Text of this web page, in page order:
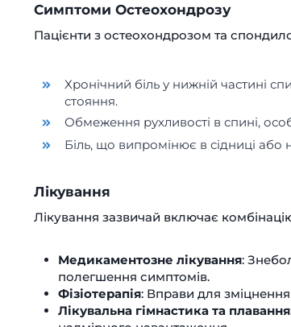
Симптоми Остеохондрозу
Пацієнти з остеохондрозом та
Хронічний біль у нижній частині
стояння.
Обмеження рухливості в спині,
Біль, що випромінює в сідниці або
Лікування
Лікування зазвичай включає
Медикаментозне лікування:
полегшення симптомів.
Фізіотерапія: Вправи для
Лікувальна гімнастика та плавання